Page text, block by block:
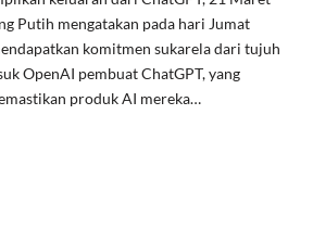
Putih mengatakan pada hari Jumat
komitmen sukarela dari tujuh
OpenAI pembuat ChatGPT, yang
produk AI mereka…